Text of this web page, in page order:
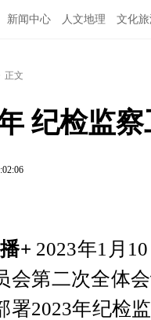
新闻中心 人文地理 文化
正文
纪检监
+ 2023年1月
会第二次全体
署2023年纪检